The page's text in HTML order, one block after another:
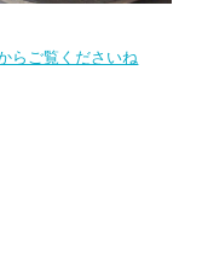
らご覧くださいね